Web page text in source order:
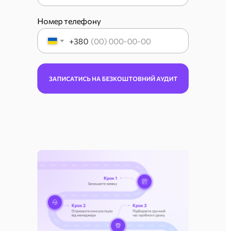
Номер телефону
+380
ЗАПИСАТИСЬ НА БЕЗКОШТОВНИЙ АУДИТ